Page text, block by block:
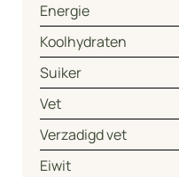
Energie
Koolhydraten
Suiker
Vet
Verzadigd vet
Eiwit